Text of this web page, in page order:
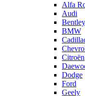
Alfa
Audi
Bentley
BMW
Citroën
Dodge
Ford
Geely